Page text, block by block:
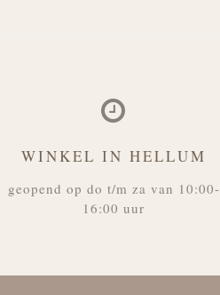
WINKEL IN HELLUM
geopend op do t/m za van 10:00-
16:00 uur